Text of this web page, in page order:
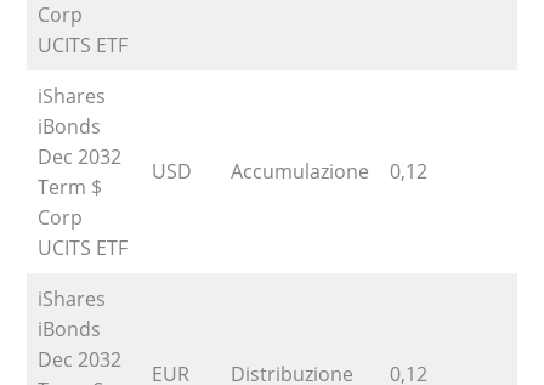
Corp
UCITS ETF
iShares
iBonds
Dec 2032
Term $
Corp
UCITS ETF
USD Accumulazione 0,12
iShares
iBonds
Dec 2032
EUR Distribuzione 0,12